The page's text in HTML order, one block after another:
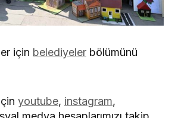
için belediyeler bölümünü
youtube, instagram,